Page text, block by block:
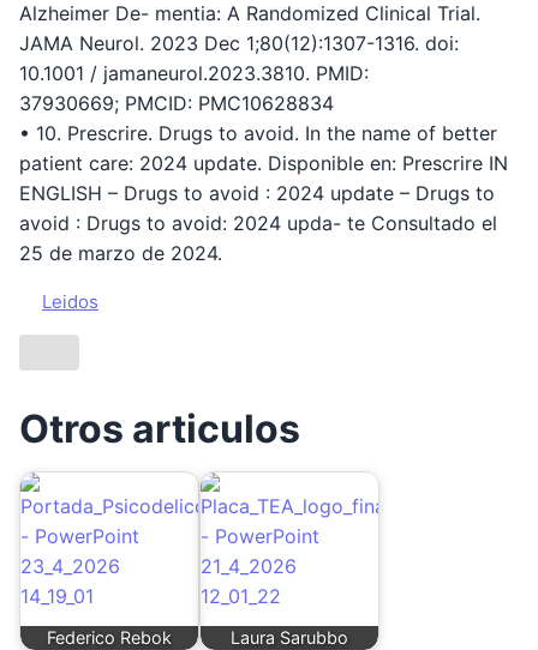
Alzheimer De- mentia: A Randomized Clinical Trial.
JAMA Neurol. 2023 Dec 1;80(12):1307-1316. doi:
10.1001 / jamaneurol.2023.3810. PMID:
37930669; PMCID: PMC10628834
• 10. Prescrire. Drugs to avoid. In the name of better
patient care: 2024 update. Disponible en: Prescrire IN
ENGLISH – Drugs to avoid : 2024 update – Drugs to
avoid : Drugs to avoid: 2024 upda- te Consultado el
25 de marzo de 2024.
Leidos
Otros articulos
Federico Rebok Laura Sarubbo